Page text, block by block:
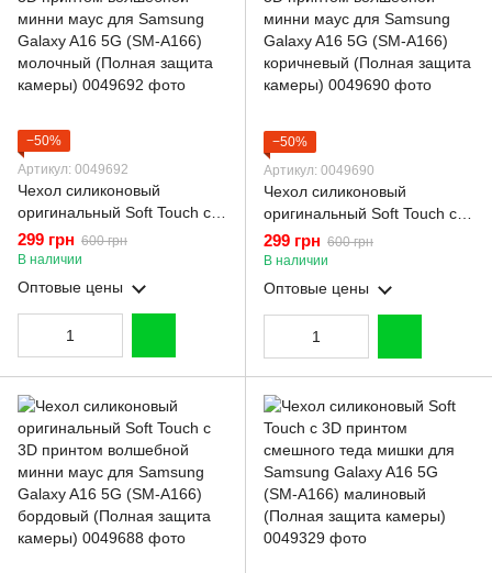
−50%
Артикул: 0049692
Чехол силиконовый
оригинальный Soft Touch с
3D принтом волшебной
минни маус для Samsung
Galaxy A16 5G (SM-A166)
молочный (Полная защита
299 грн 600 грн
В наличии
Оптовые цены
−50%
Артикул: 0049690
Чехол силиконовый
оригинальный Soft Touch с
3D принтом волшебной
минни маус для Samsung
Galaxy A16 5G (SM-A166)
коричневый (Полная защита
299 грн 600 грн
В наличии
Оптовые цены